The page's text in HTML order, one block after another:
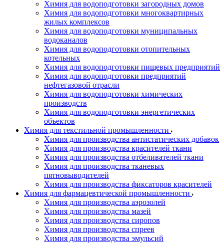
Химия для водоподготовки загородных домов
Химия для водоподготовки многоквартирных
жилых комплексов
Химия для водоподготовки муниципальных
водоканалов
Химия для водоподготовки отопительных
котельных
Химия для водоподготовки пищевых предприятий
Химия для водоподготовки предприятий
нефтегазовой отрасли
Химия для водоподготовки химических
производств
Химия для водоподготовки энергетических
объектов
Химия для текстильной промышленности
Химия для производства антистатических добавок
Химия для производства красителей ткани
Химия для производства отбеливателей ткани
Химия для производства тканевых
пятновыводителей
Химия для производства фиксаторов красителей
Химия для фармацевтической промышленности
Химия для производства аэрозолей
Химия для производства мазей
Химия для производства сиропов
Химия для производства спреев
Химия для производства эмульсий